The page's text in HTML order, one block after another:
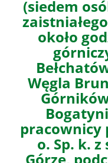
(siedem
około
Węgla
pracownicy
o. Sp. k.